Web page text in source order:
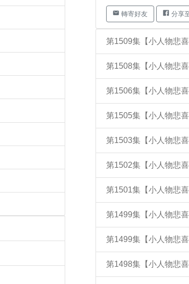
轉寄好友 分享
第1509集【小人物悲
第1508集【小人物悲
第1506集【小人物悲
第1505集【小人物悲
第1503集【小人物悲
第1502集【小人物悲
第1501集【小人物悲
第1499集【小人物悲
第1499集【小人物悲
第1498集【小人物悲